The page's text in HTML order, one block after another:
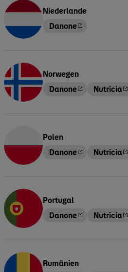
Niederlande
Danone
Norwegen
Danone
Nutricia
Polen
Danone
Nutricia
Portugal
Danone
Nutricia
Rumänien